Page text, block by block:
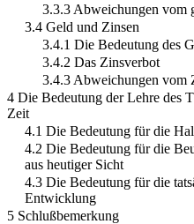
3.3.3 Abweichungen vom
3.4 Geld und Zinsen
3.4.1 Die Bedeutung des
3.4.2 Das Zinsverbot
3.4.3 Abweichungen vom
4 Die Bedeutung der Lehre des
Zeit
4.1 Die Bedeutung für die
4.2 Die Bedeutung für die
aus heutiger Sicht
4.3 Die Bedeutung für die
Entwicklung
5 Schlußbemerkung